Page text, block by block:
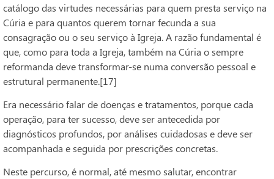
catálogo das virtudes necessárias para quem presta serviço na
Cúria e para quantos querem tornar fecunda a sua
consagração ou o seu serviço à Igreja. A razão fundamental é
que, como para toda a Igreja, também na Cúria o sempre
reformanda deve transformar-se numa conversão pessoal e
estrutural permanente.[17]
Era necessário falar de doenças e tratamentos, porque cada
operação, para ter sucesso, deve ser antecedida por
diagnósticos profundos, por análises cuidadosas e deve ser
acompanhada e seguida por prescrições concretas.
Neste percurso, é normal, até mesmo salutar, encontrar